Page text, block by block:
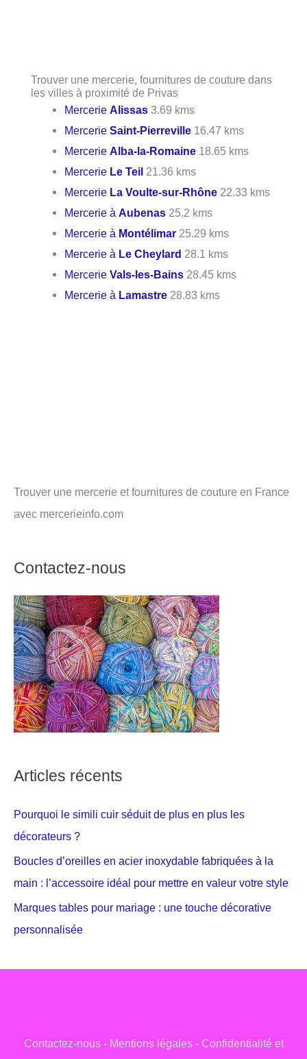
Trouver une mercerie, fournitures de couture dans
les villes à proximité de Privas
MercerieAlissas 3.69 kms
MercerieSaint-Pierreville 16.47 kms
MercerieAlba-la-Romaine 18.65 kms
Mercerie Le Teil 21.36 kms
Mercerie La Voulte-sur-Rhône 22.33 kms
Mercerie àAubenas 25.2 kms
Mercerie à Montélimar 25.29 kms
Mercerie à Le Cheylard 28.1 kms
MercerieVals-les-Bains 28.45 kms
Mercerie à Lamastre 28.83 kms
Trouver une mercerie et fournitures de couture en France
avec mercerieinfo.com
Contactez-nous
Articles récents
Pourquoi le simili cuir séduit de plus en plus les
décorateurs ?
Boucles d’oreilles en acier inoxydable fabriquées à la
main : l’accessoire idéal pour mettre en valeur votre style
Marques tables pour mariage : une touche décorative
personnalisée
Contactez-nous- Mentions légales- Confidentialité et